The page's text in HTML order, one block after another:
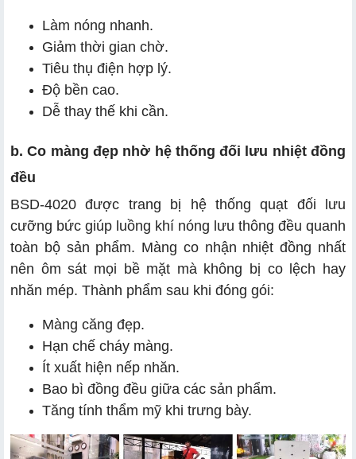
Làm nóng nhanh.
Giảm thời gian chờ.
Tiêu thụ điện hợp lý.
Độ bền cao.
Dễ thay thế khi cần.
b. Co màng đẹp nhờ hệ thống đối lưu nhiệt đồng
đều
BSD-4020 được trang bị hệ thống quạt đối lưu
cưỡng bức giúp luồng khí nóng lưu thông đều quanh
toàn bộ sản phẩm. Màng co nhận nhiệt đồng nhất
nên ôm sát mọi bề mặt mà không bị co lệch hay
nhăn mép. Thành phẩm sau khi đóng gói:
Màng căng đẹp.
Hạn chế cháy màng.
Ít xuất hiện nếp nhăn.
Bao bì đồng đều giữa các sản phẩm.
Tăng tính thẩm mỹ khi trưng bày.